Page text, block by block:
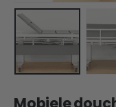
Mobiele